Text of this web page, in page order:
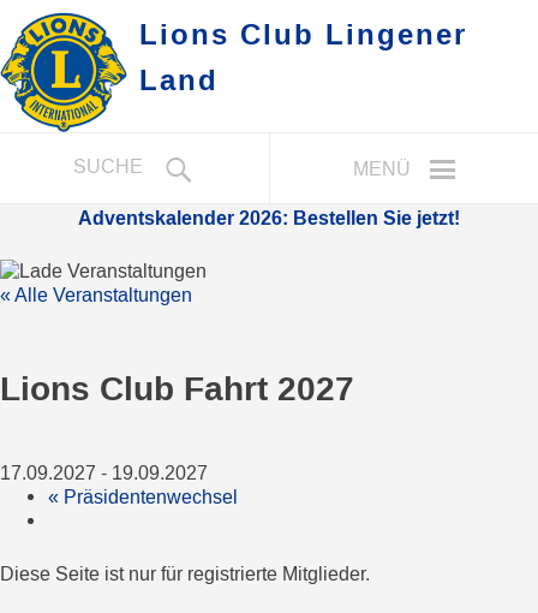
Lions Club Lingener
Land
SUCHE MENÜ
Adventskalender 2026: Bestellen Sie jetzt!
« Alle Veranstaltungen
Lions Club Fahrt 2027
17.09.2027 - 19.09.2027
« Präsidentenwechsel
Diese Seite ist nur für registrierte Mitglieder.